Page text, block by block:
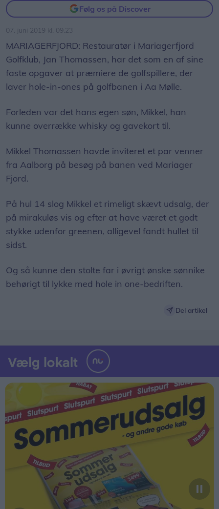
Følg os på Discover
07. juni 2019 kl. 09.23
MARIAGERFJORD: Restauratør i Mariagerfjord
Golfklub, Jan Thomassen, har det som en af sine
faste opgaver at præmiere de golfspillere, der
laver hole-in-ones på golfbanen i Aa Mølle.
Forleden var det hans egen søn, Mikkel, han
kunne overrække whisky og gavekort til.
Mikkel Thomassen havde inviteret et par venner
fra Aalborg på besøg på banen ved Mariager
Fjord.
På hul 14 slog Mikkel et rimeligt skævt udsalg, der
på mirakuløs vis og efter at have været et godt
stykke udenfor greenen, alligevel fandt hullet til
sidst.
Og så kunne den stolte far i øvrigt ønske sønnike
behørigt til lykke med hole in one-bedriften.
Del artikel